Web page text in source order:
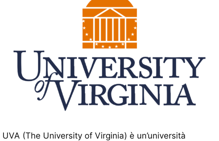
UVA (The University of Virginia) è un’università